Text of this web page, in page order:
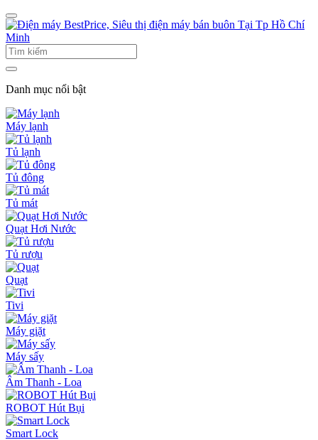
Danh mục nổi bật
Máy lạnh
Tủ lạnh
Tủ đông
Tủ mát
Quạt Hơi Nước
Tủ rượu
Quạt
Tivi
Máy giặt
Máy sấy
Âm Thanh - Loa
ROBOT Hút Bụi
Smart Lock